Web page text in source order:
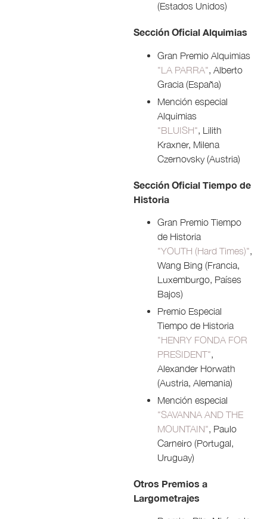
(Estados Unidos)
Sección Oficial Alquimias
Gran Premio Alquimias
"LA PARRA" , Alberto
Gracia (España)
Mención especial
Alquimias
"BLUISH" , Lilith
Kraxner, Milena
Czernovsky (Austria)
Sección Oficial Tiempo de
Historia
Gran Premio Tiempo
de Historia
"YOUTH (Hard Times)",
Wang Bing (Francia,
Luxemburgo, Países
Bajos)
Premio Especial
Tiempo de Historia
"HENRY FONDA FOR
PRESIDENT",
Alexander Horwath
(Austria, Alemania)
Mención especial
"SAVANNA AND THE
MOUNTAIN", Paulo
Carneiro (Portugal,
Uruguay)
Otros Premios a
Largometrajes